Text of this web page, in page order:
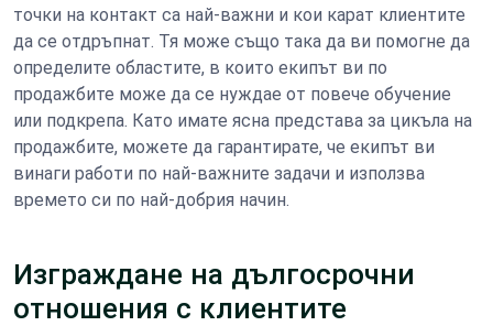
точки на контакт са най-важни и кои карат клиентите
да се отдръпнат. Тя може също така да ви помогне да
определите областите, в които екипът ви по
продажбите може да се нуждае от повече обучение
или подкрепа. Като имате ясна представа за цикъла на
продажбите, можете да гарантирате, че екипът ви
винаги работи по най-важните задачи и използва
времето си по най-добрия начин.
Изграждане на дългосрочни
отношения с клиентите